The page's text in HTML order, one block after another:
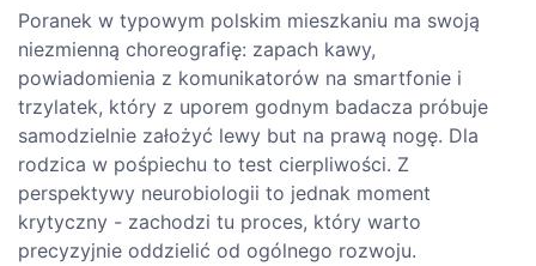
Poranek w typowym polskim mieszkaniu ma swoją
niezmienną choreografię: zapach kawy,
powiadomienia z komunikatorów na smartfonie i
trzylatek, który z uporem godnym badacza próbuje
samodzielnie założyć lewy but na prawą nogę. Dla
rodzica w pośpiechu to test cierpliwości. Z
perspektywy neurobiologii to jednak moment
krytyczny - zachodzi tu proces, który warto
precyzyjnie oddzielić od ogólnego rozwoju.